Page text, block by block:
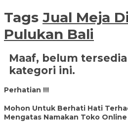
Tags Jual Meja
Pulukan Bali
Maaf, belum
kategori ini.
Perhatian !!!
Mohon Untuk Berhati Hati
Mengatas Namakan Toko Online